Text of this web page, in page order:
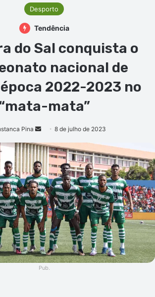
Desporto
Tendência
do Sal conquista o
nacional de
2022-2023 no
mata”
Pina
Mande
e-
mail
8 de julho de 2023
Pub.